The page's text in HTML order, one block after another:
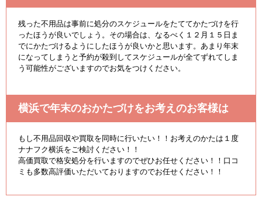
残った不用品は事前に処分のスケジュールをたててかたづけを行
ったほうが良いでしょう。その場合は、なるべく１２月１５日ま
でにかたづけるようにしたほうが良いかと思います。あまり年末
になってしまうと予約が殺到してスケジュールが全てずれてしま
う可能性がございますのでお気をつけください。
横浜で年末のおかたづけをお考えのお客様は
もし不用品回収や買取を同時に行いたい！！お考えのかたは１度
ナナフク横浜をご検討ください！！
高価買取で格安処分を行いますのでぜひお任せください！！口コ
ミも多数高評価いただいておりますのでお任せください！！